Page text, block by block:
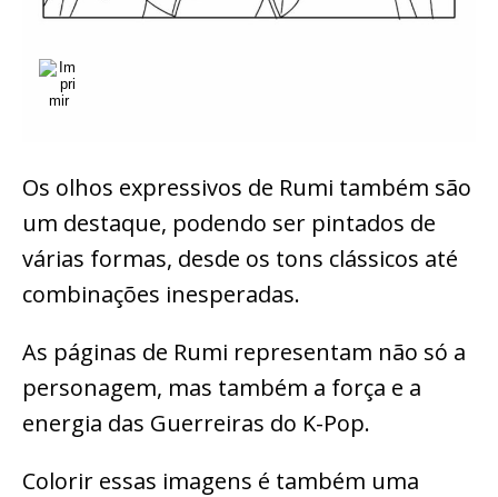
Os olhos expressivos de Rumi também são
um destaque, podendo ser pintados de
várias formas, desde os tons clássicos até
combinações inesperadas.
As páginas de Rumi representam não só a
personagem, mas também a força e a
energia das Guerreiras do K-Pop.
Colorir essas imagens é também uma